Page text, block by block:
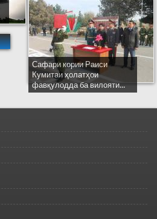
Сафари кории Раиси
Кумитаи ҳолатҳои
фавқулодда ба вилояти...